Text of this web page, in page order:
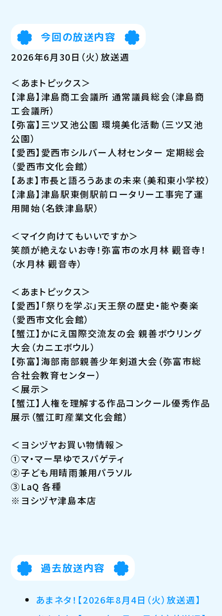
今回の放送内容
2026年6月30日（火）放送週
＜あまトピックス＞
【津島】津島商工会議所 通常議員総会（津島商
工会議所）
【弥富】三ツ又池公園 環境美化活動（三ツ又池
公園）
【愛西】愛西市シルバー人材センター 定期総会
（愛西市文化会館）
【あま】市長と語ろうあまの未来（美和東小学校）
【津島】津島駅東側駅前ロータリー工事完了運
用開始（名鉄津島駅）
＜マイク向けてもいいですか＞
笑顔が絶えないお寺！弥富市の水月林 觀音寺！
（水月林 觀音寺）
＜あまトピックス＞
【愛西】「祭りを学ぶ」天王祭の歴史・能や奏楽
（愛西市文化会館）
【蟹江】かにえ国際交流友の会 親善ボウリング
大会（カニエボウル）
【弥富】海部南部親善少年剣道大会（弥富市総
合社会教育センター）
＜展示＞
【蟹江】人権を理解する作品コンクール優秀作品
展示（蟹江町産業文化会館）
＜ヨシヅヤお買い物情報＞
①マ・マー早ゆでスパゲティ
②子ども用晴雨兼用パラソル
③LaQ 各種
※ヨシヅヤ津島本店
過去放送内容
あまネタ！【2026年8月4日（火）放送週】